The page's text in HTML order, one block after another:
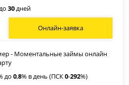
30дней
Онлайн-заявка
- Моментальные займы онлайн
до0,8% в день (ПСК0-292%)